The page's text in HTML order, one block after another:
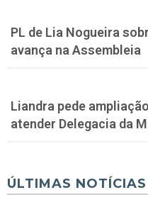
PL de Lia Nogueira
avança na Assembleia
Liandra pede
atender Delegacia da
ÚLTIMAS NOTÍCIAS